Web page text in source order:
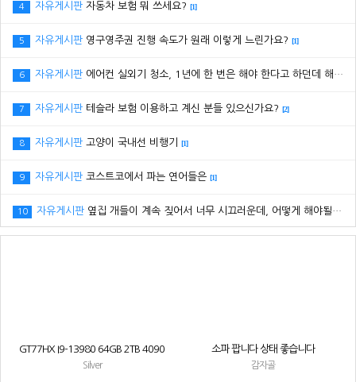
4 자유게시판 자동차 보험 뭐 쓰세요? [1]
5 자유게시판 영구영주권 진행 속도가 원래 이렇게 느린가요? [1]
6 자유게시판 에어컨 실외기 청소, 1년에 한 번은 해야 한다고 하던데 해보신 분 있으세요?
7 자유게시판 테슬라 보험 이용하고 계신 분들 있으신가요? [2]
8 자유게시판 고양이 국내선 비행기 [1]
9 자유게시판 코스트코에서 파는 연어들은 [1]
10 자유게시판 옆집 개들이 계속 짖어서 너무 시끄러운데, 어떻게 해야될까요? ㅠㅠ
GT77HX I9-13980 64GB 2TB 4090
Silver
소파 팝니다 상태 좋습니다
감자골